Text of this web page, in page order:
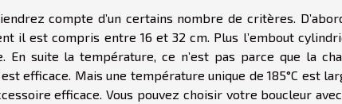
compte d’un certains nombre de critères.
il est compris entre 16 et 32 cm. Plus l’embout
suite la température, ce n’est pas parce que la
efficace. Mais une température unique de 185°C est
efficace. Vous pouvez choisir votre boucleur